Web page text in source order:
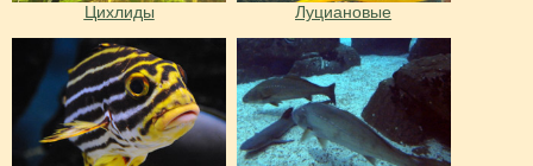
Цихлиды Луциановые